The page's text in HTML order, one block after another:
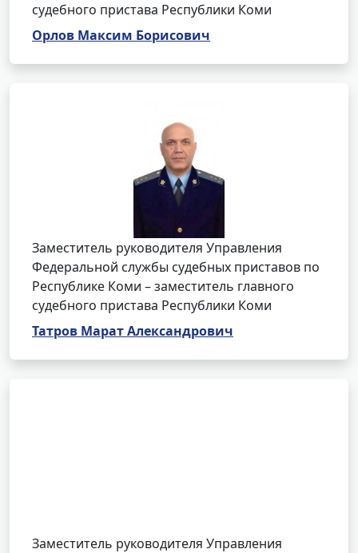
судебного пристава Республики Коми
Орлов Максим Борисович
Заместитель руководителя Управления
Федеральной службы судебных приставов по
Республике Коми – заместитель главного
судебного пристава Республики Коми
Татров Марат Александрович
Заместитель руководителя Управления